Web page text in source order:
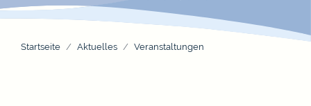
Startseite Aktuelles Veranstaltungen